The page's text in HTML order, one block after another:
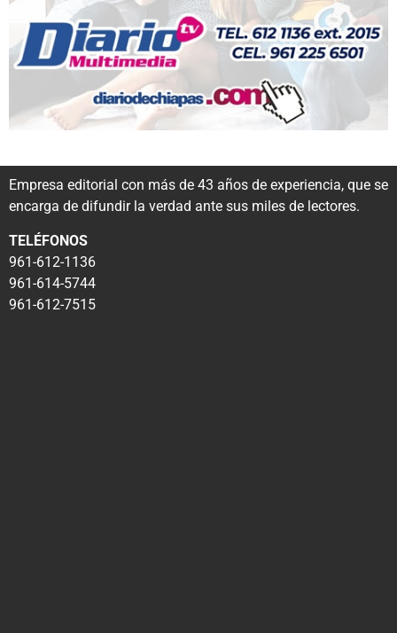
Empresa editorial con más de 43 años de experiencia, que se
encarga de difundir la verdad ante sus miles de lectores.
TELÉFONOS
961-612-1136
961-614-5744
961-612-7515